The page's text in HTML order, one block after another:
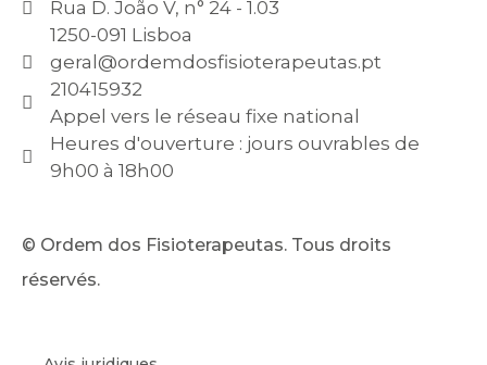
Rua D. João V, n° 24 - 1.03
1250-091 Lisboa
geral@ordemdosfisioterapeutas.pt
210415932
Appel vers le réseau fixe national
Heures d'ouverture : jours ouvrables de
9h00 à 18h00
© Ordem dos Fisioterapeutas. Tous droits
réservés.